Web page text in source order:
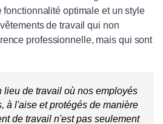
fonctionnalité optimale et un style
de travail qui non
professionnelle, mais qui sont
lieu de travail où nos employés
à l'aise et protégés de manière
de travail n'est pas seulement